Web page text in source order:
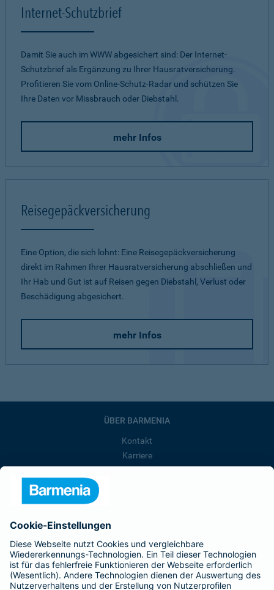
Internet-Schutzbrief
Damit Sie auch im WWW abgesichert sind: Der Internet-
Schutzbrief als Ergänzung zu Ihrer Hausratversicherung.
Profitieren Sie vom Online-Schutz-Radar und schützen Sie
Ihre Daten vor Missbrauch oder Diebstahl.
mehr Infos
Reisegepäckversicherung
Eine Option, die sich lohnt: Eine Reisegepäckversicherung
direkt im Rahmen Ihrer Hausratversicherung abschließen und
Ihr Hab und Gut ist auf Reisen gegen Diebstahl, Verlust oder
Beschädigung abgesichert.
mehr Infos
ÜBER BARMENIA
Kontakt
Karriere
Barmenia ist Teil der BarmeniaGothaer
BELIEBTE SEITEN
Kranken-Zusatzversicherung